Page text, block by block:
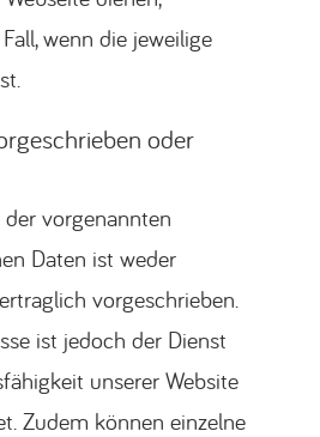
wenn die jeweilige
oder
vorgenannten
Daten ist weder
vorgeschrieben.
ist jedoch der Dienst
unserer Website
Zudem können einzelne